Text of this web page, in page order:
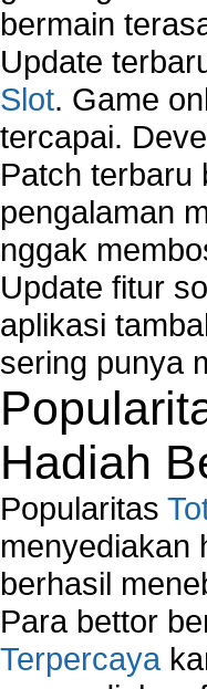
bermain
Update
Slot. Game
tercapai.
Patch terbaru
pengalaman
nggak
Update fitur
aplikasi
sering punya
Hadiah
Popularitas
menyediakan
berhasil
Para bettor
Terpercaya